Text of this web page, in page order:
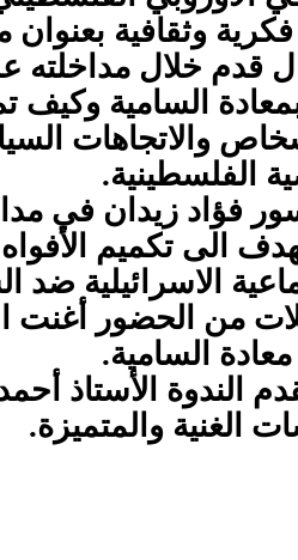
فكرية وثقافية
قدم خلال مداخلته
بمعادة السامية
والاتجاهات
الفلسطينية.
فؤاد زيدان في
الى تكميم
الاسرائيلية
من الحضور أغنت
السامية.
الندوة الأستاذ
الغنية والمتميزة.